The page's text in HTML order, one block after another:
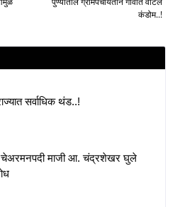
कंडोम..!
सर्वाधिक थंड..!
चेअरमनपदी माजी आ. चंद्रशेखर घुले